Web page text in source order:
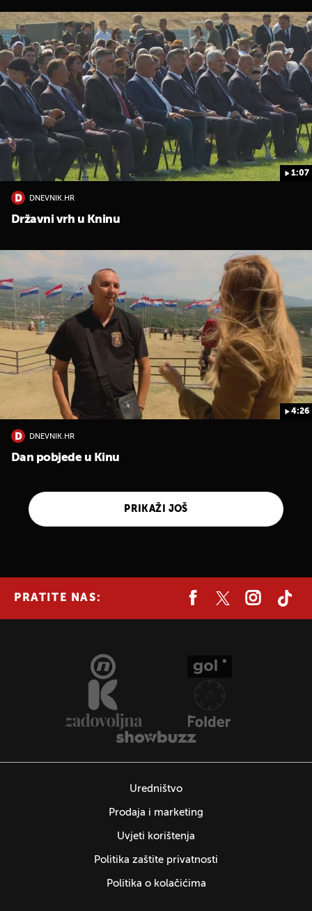
1:07
DNEVNIK.HR
Državni vrh u Kninu
4:26
DNEVNIK.HR
Dan pobjede u Kinu
PRIKAŽI JOŠ
PRATITE NAS:
Uredništvo
Prodaja i marketing
Uvjeti korištenja
Politika zaštite privatnosti
Politika o kolačićima